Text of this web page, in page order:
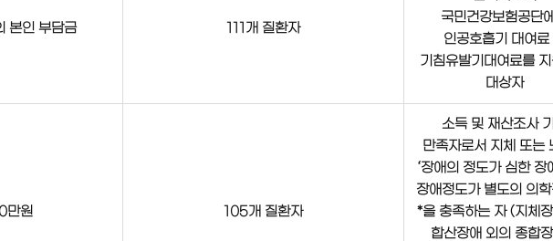
본인 부담금 111개 질환자
국민건강보험공단
인공호흡기 대여료
기침유발기대여료를
대상자
만원 105개 질환자
소득 및 재산조사
만족자로서 지체 또는
‘장애의 정도가 심한 장
장애정도가 별도의 의
*을 충족하는 자 (지체
합산장애 외의 종합